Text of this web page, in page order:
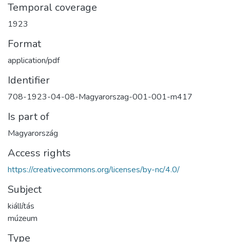
Temporal coverage
1923
Format
application/pdf
Identifier
708-1923-04-08-Magyarorszag-001-001-m417
Is part of
Magyarország
Access rights
https://creativecommons.org/licenses/by-nc/4.0/
Subject
kiállítás
múzeum
Type